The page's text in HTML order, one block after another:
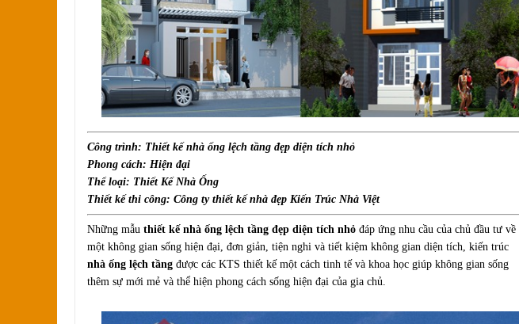
Công trình: Thiết kế nhà ống lệch tầng đẹp diện tích nhỏ
Phong cách: Hiện đại
Thể loại: Thiết Kế Nhà Ống
Thiết kế thi công: Công ty thiết kế nhà đẹp Kiến Trúc Nhà Việt
Những mẫu thiết kế nhà ống lệch tầng đẹp diện tích nhỏ đáp ứng nhu cầu của chủ đầu tư về
một không gian sống hiện đại, đơn giản, tiện nghi và tiết kiệm không gian diện tích, kiến trúc
nhà ống lệch tầng được các KTS thiết kế một cách tinh tế và khoa học giúp không gian sống
thêm sự mới mẻ và thể hiện phong cách sống hiện đại của gia chủ.